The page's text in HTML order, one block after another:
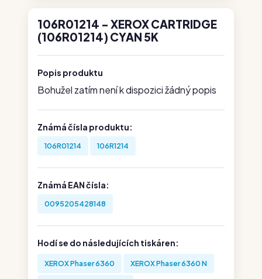
106R01214 - XEROX CARTRIDGE
(106R01214) CYAN 5K
Popis produktu
Bohužel zatím není k dispozici žádný popis
Známá čísla produktu:
106R01214 106R1214
Známá EAN čísla:
0095205428148
Hodí se do následujících tiskáren:
XEROX Phaser 6360 XEROX Phaser 6360 N